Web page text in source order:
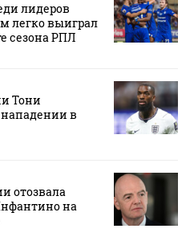
лидеров
легко выиграл
сезона РПЛ
Тони
в
отозвала
на